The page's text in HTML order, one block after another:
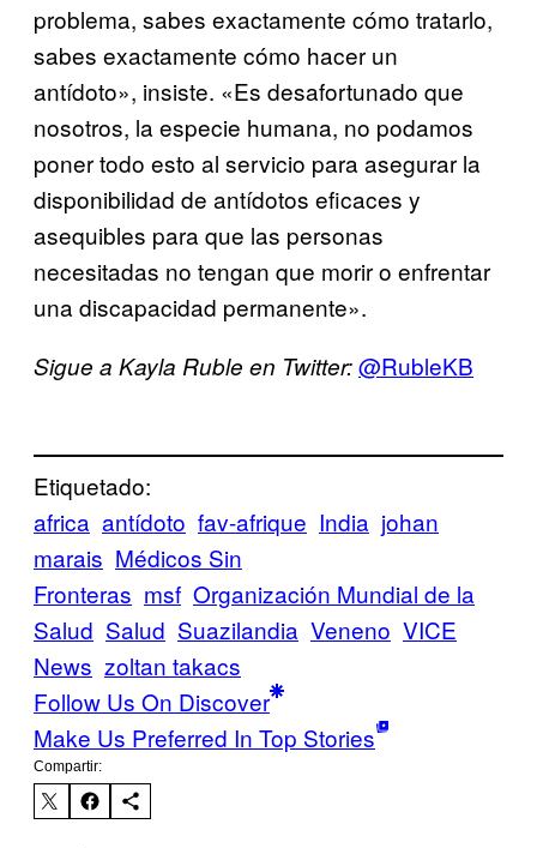
problema, sabes exactamente cómo tratarlo,
sabes exactamente cómo hacer un
antídoto», insiste. «Es desafortunado que
nosotros, la especie humana, no podamos
poner todo esto al servicio para asegurar la
disponibilidad de antídotos eficaces y
asequibles para que las personas
necesitadas no tengan que morir o enfrentar
una discapacidad permanente».
Sigue a Kayla Ruble en Twitter:@RubleKB
Etiquetado:
africa antídoto fav-afrique India johan
marais Médicos Sin
Fronteras msf Organización Mundial de la
Salud Salud Suazilandia Veneno VICE
News zoltan takacs
Follow Us On Discover
Make Us Preferred In Top Stories
Compartir: